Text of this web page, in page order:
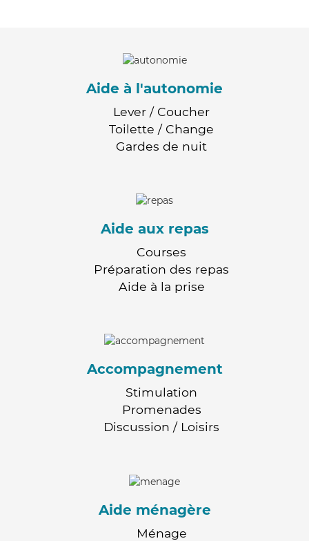
Aide à l'autonomie
Lever / Coucher
Toilette / Change
Gardes de nuit
Aide aux repas
Courses
Préparation des repas
Aide à la prise
Accompagnement
Stimulation
Promenades
Discussion / Loisirs
Aide ménagère
Ménage